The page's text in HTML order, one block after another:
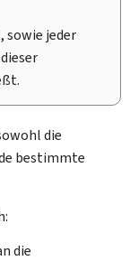
sowie jeder
die
bestimmte
die